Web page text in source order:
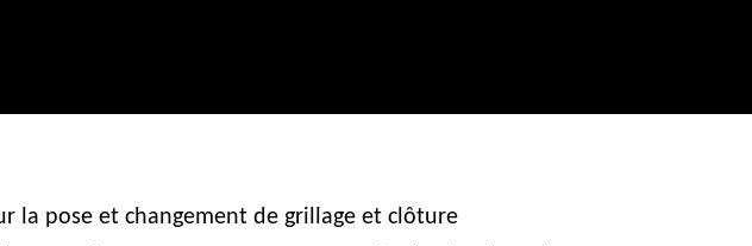
la pose et changement de grillage et clôture